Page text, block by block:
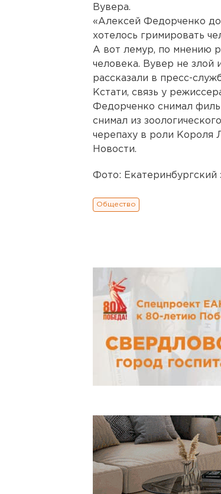
Вувера.
«Алексей Федорченко
хотелось гримировать
А вот лемур, по мнению
человека. Вувер не злой
рассказали в пресс-
Кстати, связь у
Федорченко снимал
снимал из
черепаху в роли Короля
Новости.
Фото: Екатеринбургский
Общество